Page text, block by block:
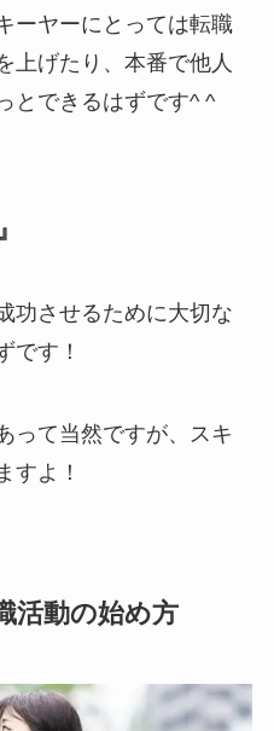
ーヤーにとっては転職
上げたり、本番で他人
とできるはずです^ ^
功させるために大切な
です！
って当然ですが、スキ
すよ！
活動の始め方